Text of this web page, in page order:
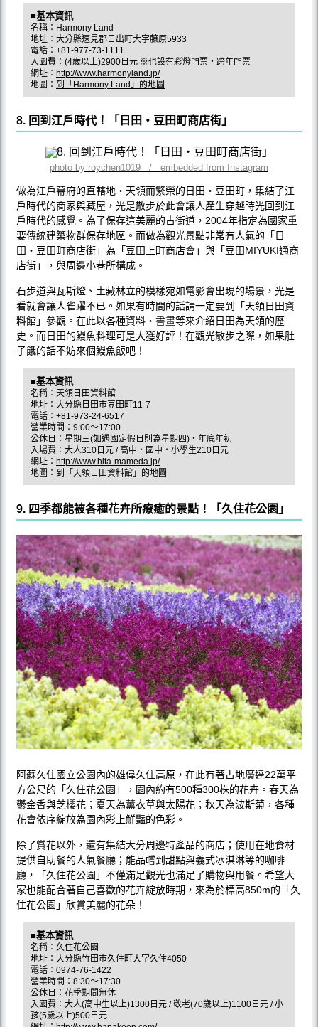
■基本資訊
名稱：Harmony Land
地址：大分縣速見郡日出町大字藤原5933
電話：+81-977-73-1111
入園費：(4歲以上)2900日元 ※也設有彩燈門票‧跨年門票
網址： http://www.harmonyland.jp/
地圖： 到「Harmony Land」的地圖
8. 回到江戶時代！「日田‧豆田町商店街」
photo by roychen1019 / embedded from Instagram
做為江戶幕府的直轄地‧天領而繁榮的日田‧豆田町，集結了江
戶時代的商家與藏屋，光是散步於此會讓人產生穿越時光回到江
戶時代的感覺。為了保存這美麗的古街道，2004年指定為國家重
要傳統建築物群保存地區。而做為觀光景點非常有人氣的「日
田‧豆田町商店街」為「豆田上町商店會」與「豆田MIYUKI通商
店街」，與周邊小巷所構成。
石步道與瓦斯燈、土藏林立的模樣宛如電影會出現的場景，光是
看就會讓人雀躍不已。如果有時間的話請一定要到「天領日田資
料館」參觀。在此以各種資料‧書畫等來介紹日田為天領的歷
史。而日田的鰻魚料理可是大獲好評！在觀光散步之際，如果肚
子餓的話不妨來個鰻魚飯吧！
■基本資訊
名稱：天領日田資料館
地址：大分縣日田市豆田町11-7
電話：+81-973-24-6517
營業時間：9:00〜17:00
公休日：星期三(如遇國定假日則為星期四)‧年底年初
入場費：大人310日元 / 高中‧國中‧小學生210日元
網址： http://www.hita-mameda.jp/
地圖： 到「天領日田資料館」的地圖
9. 四季都能被各種花卉所療癒的景點！「久住花公園」
阿蘇久住國立公園內的雄偉久住高原，在此有著占地廣達22萬平
方公尺的「久住花公園」，園內約有500種300株的花卉。春天為
鬱金香與芝櫻花；夏天為薰衣草與太陽花；秋天為波斯菊，各種
花會依序綻放為園內彩上鮮豔的色彩。
除了賞花以外，還有集結大分周邊特產品的商店；使用在地食材
提供自助餐的人氣餐廳；能品嚐到甜點與義式冰淇淋等的咖啡
廳，「久住花公園」不僅滿足觀光也滿足了購物與用餐。希望大
家也能配合著自己喜歡的花卉綻放時期，來為於標高850m的「久
住花公園」欣賞美麗的花朵！
■基本資訊
名稱：久住花公園
地址：大分縣竹田市久住町大字久住4050
電話：0974-76-1422
營業時間：8:30〜17:30
公休日：花季期間無休
入園費：大人(高中生以上)1300日元 / 敬老(70歲以上)1100日元 / 小
孩(5歲以上)500日元